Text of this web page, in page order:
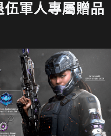
軍人專屬贈品